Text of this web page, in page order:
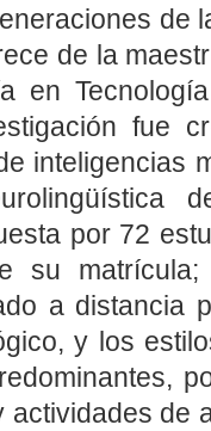
de
de la
en
fue
inteligencias
por 72
su
a distancia
y los
actividades de